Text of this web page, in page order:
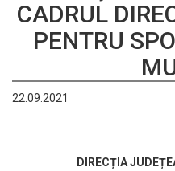
CADRUL
PENTRU
22.09.2021
DIRECȚIA